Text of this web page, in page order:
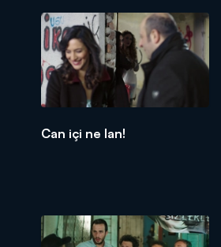
Can içi ne lan!